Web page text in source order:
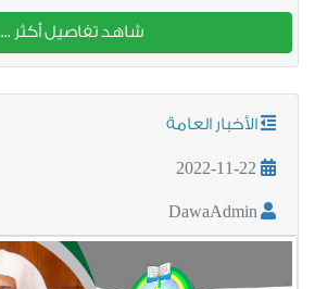
شاهد تفاصيل أكثر ...
الأخبار العامة